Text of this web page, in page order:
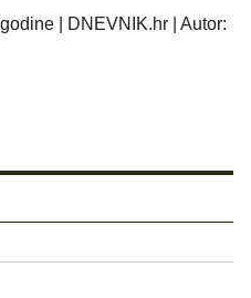
| DNEVNIK.hr | Autor: